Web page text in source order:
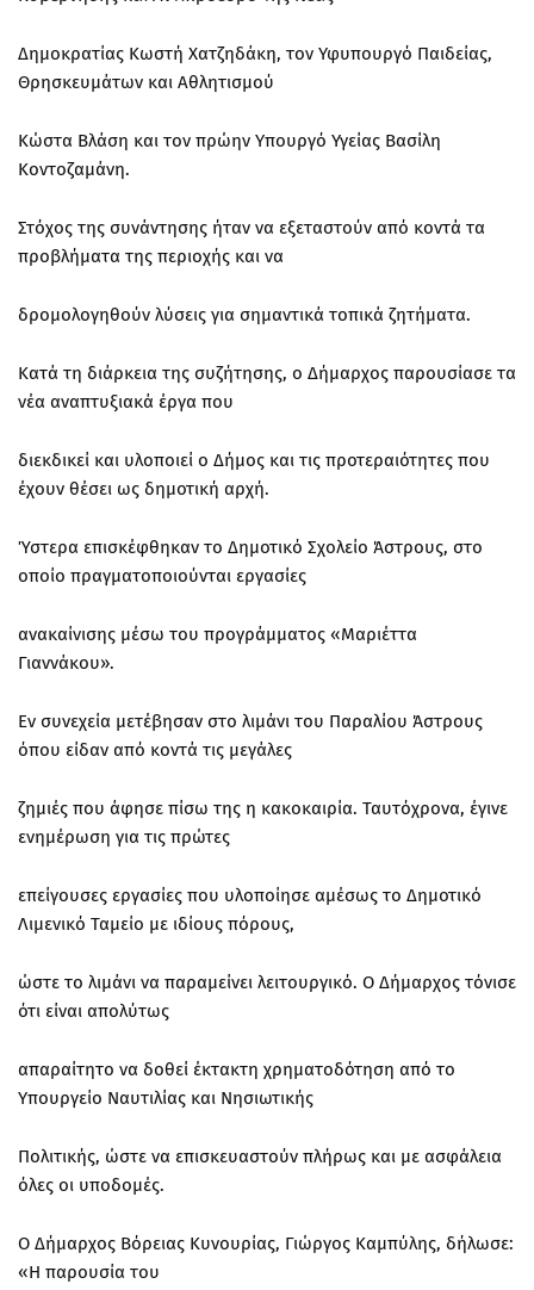
Δημοκρατίας Κωστή Χατζηδάκη, τον Υφυπουργό Παιδείας,
Θρησκευμάτων και Αθλητισμού
Κώστα Βλάση και τον πρώην Υπουργό Υγείας Βασίλη
Κοντοζαμάνη.
Στόχος της συνάντησης ήταν να εξεταστούν από κοντά τα
προβλήματα της περιοχής και να
δρομολογηθούν λύσεις για σημαντικά τοπικά ζητήματα.
Κατά τη διάρκεια της συζήτησης, ο Δήμαρχος παρουσίασε τα
νέα αναπτυξιακά έργα που
διεκδικεί και υλοποιεί ο Δήμος και τις προτεραιότητες που
έχουν θέσει ως δημοτική αρχή.
Ύστερα επισκέφθηκαν το Δημοτικό Σχολείο Άστρους, στο
οποίο πραγματοποιούνται εργασίες
ανακαίνισης μέσω του προγράμματος «Μαριέττα
Γιαννάκου».
Εν συνεχεία μετέβησαν στο λιμάνι του Παραλίου Άστρους
όπου είδαν από κοντά τις μεγάλες
ζημιές που άφησε πίσω της η κακοκαιρία. Ταυτόχρονα, έγινε
ενημέρωση για τις πρώτες
επείγουσες εργασίες που υλοποίησε αμέσως το Δημοτικό
Λιμενικό Ταμείο με ιδίους πόρους,
ώστε το λιμάνι να παραμείνει λειτουργικό. Ο Δήμαρχος τόνισε
ότι είναι απολύτως
απαραίτητο να δοθεί έκτακτη χρηματοδότηση από το
Υπουργείο Ναυτιλίας και Νησιωτικής
Πολιτικής, ώστε να επισκευαστούν πλήρως και με ασφάλεια
όλες οι υποδομές.
Ο Δήμαρχος Βόρειας Κυνουρίας, Γιώργος Καμπύλης, δήλωσε:
«Η παρουσία του